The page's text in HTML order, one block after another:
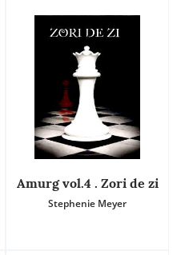
Amurg vol.4 . Zori de zi
Stephenie Meyer